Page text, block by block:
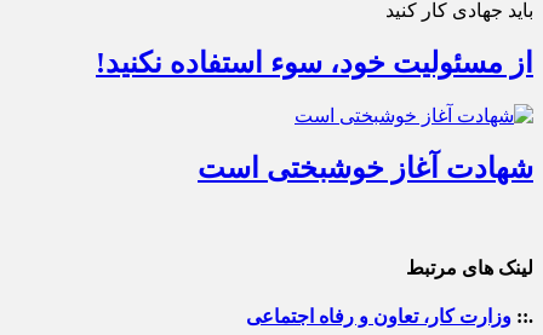
باید جهادی کار کنید
از مسئولیت خود، سوء استفاده نکنید!
شهادت آغاز خوشبختی است
لینک های مرتبط
.:: وزارت کار، تعاون و رفاه اجتماعی